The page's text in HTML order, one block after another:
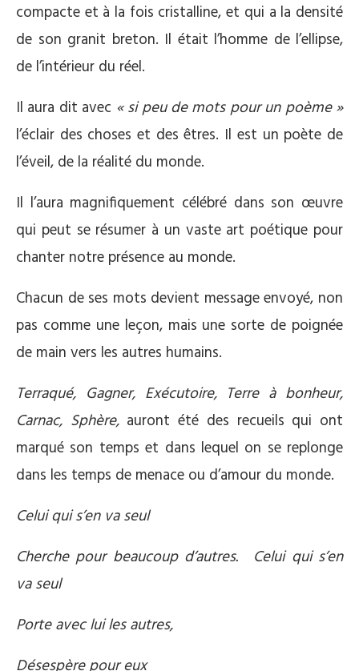
compacte et à la fois cristalline, et qui a la densité
de son granit breton. Il était l’homme de l’ellipse,
de l’intérieur du réel.
Il aura dit avec « si peu de mots pour un poème »
l’éclair des choses et des êtres. Il est un poète de
l’éveil, de la réalité du monde.
Il l’aura magnifiquement célébré dans son œuvre
qui peut se résumer à un vaste art poétique pour
chanter notre présence au monde.
Chacun de ses mots devient message envoyé, non
pas comme une leçon, mais une sorte de poignée
de main vers les autres humains.
Terraqué, Gagner, Exécutoire, Terre à bonheur,
Carnac, Sphère,auront été des recueils qui ont
marqué son temps et dans lequel on se replonge
dans les temps de menace ou d’amour du monde.
Celui qui s’en va seul
Cherche pour beaucoup d’autres. Celui qui s’en
va seul
Porte avec lui les autres,